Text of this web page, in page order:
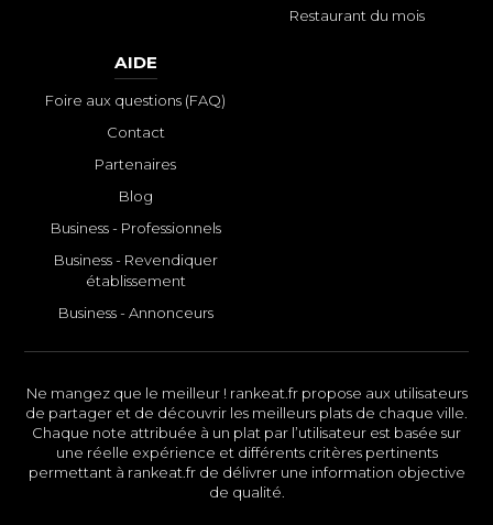
Restaurant du mois
AIDE
Foire aux questions (FAQ)
Contact
Partenaires
Blog
Business - Professionnels
Business - Revendiquer
établissement
Business - Annonceurs
Ne mangez que le meilleur ! rankeat.fr propose aux utilisateurs
de partager et de découvrir les meilleurs plats de chaque ville.
Chaque note attribuée à un plat par l’utilisateur est basée sur
une réelle expérience et différents critères pertinents
permettant à rankeat.fr de délivrer une information objective
de qualité.